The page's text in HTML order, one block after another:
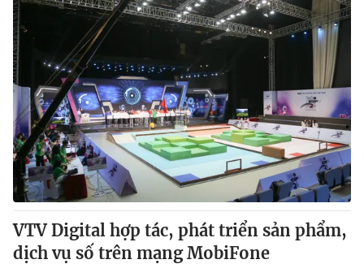
VTV Digital hợp tác, phát triển sản phẩm,
dịch vụ số trên mạng MobiFone